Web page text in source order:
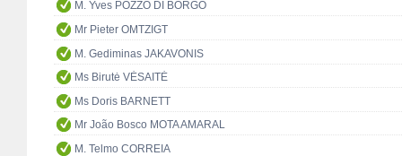
M. Yves POZZO DI BORGO
Mr Pieter OMTZIGT
M. Gediminas JAKAVONIS
Ms Birutė VĖSAITĖ
Ms Doris BARNETT
Mr João Bosco MOTA AMARAL
M. Telmo CORREIA